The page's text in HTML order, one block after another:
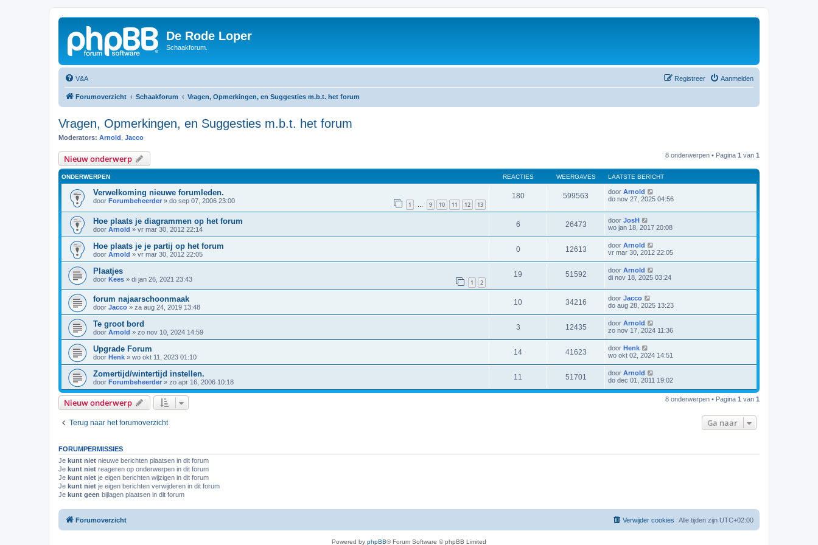
De Rode Loper
Schaakforum.
V&A Aanmelden
Registreer
Forumoverzicht Schaakforum Vragen, Opmerkingen, en Suggesties m.b.t. het forum
Vragen, Opmerkingen, en Suggesties m.b.t. het forum
Moderators: Arnold Jacco
Nieuw onderwerp 8 onderwerpen • Pagina 1 van 1
ONDERWERPEN REACTIES WEERGAVES LAATSTE BERICHT
Verwelkoming nieuwe forumleden.
door Forumbeheerder » do sep 07, 2006 23:00 1 … 9 10 11 12 13
180 599563 door Arnold
do nov 27, 2025 04:56
Hoe plaats je diagrammen op het forum
door Arnold » vr mar 30, 2012 22:14
6 26473 door JosH
wo jan 18, 2017 20:08
Hoe plaats je je partij op het forum
door Arnold » vr mar 30, 2012 22:05
0 12613 door Arnold
vr mar 30, 2012 22:05
Plaatjes
door Kees » di jan 26, 2021 23:43 1 2
19 51592 door Arnold
di nov 18, 2025 03:24
forum najaarschoonmaak
door Jacco » za aug 24, 2019 13:48
10 34216 door Jacco
do aug 28, 2025 13:23
Te groot bord
door Arnold » zo nov 10, 2024 14:59
3 12435 door Arnold
zo nov 17, 2024 11:36
Upgrade Forum
door Henk » wo okt 11, 2023 01:10
14 41623 door Henk
wo okt 02, 2024 14:51
Zomertijd/wintertijd instellen.
door Forumbeheerder » zo apr 16, 2006 10:18
11 51701 door Arnold
do dec 01, 2011 19:02
Nieuw onderwerp 8 onderwerpen • Pagina 1 van 1
Terug naar het forumoverzicht Ga naar
FORUMPERMISSIES
Je kunt niet nieuwe berichten plaatsen in dit forum
Je kunt niet reageren op onderwerpen in dit forum
Je kunt niet je eigen berichten wijzigen in dit forum
Je kunt niet je eigen berichten verwijderen in dit forum
Je kunt geen bijlagen plaatsen in dit forum
Forumoverzicht Alle tijden zijn UTC+02:00
Verwijder cookies
Powered by phpBB® Forum Software © phpBB Limited